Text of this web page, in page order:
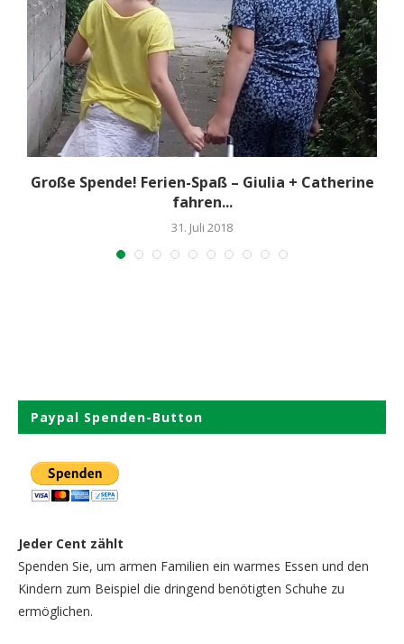
Große Spende! Ferien-Spaß – Giulia + Catherine
fahren...
31. Juli 2018
Paypal Spenden-Button
Jeder Cent zählt
Spenden Sie, um armen Familien ein warmes Essen und den
Kindern zum Beispiel die dringend benötigten Schuhe zu
ermöglichen.